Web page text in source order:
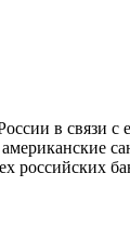
в связи с
российских